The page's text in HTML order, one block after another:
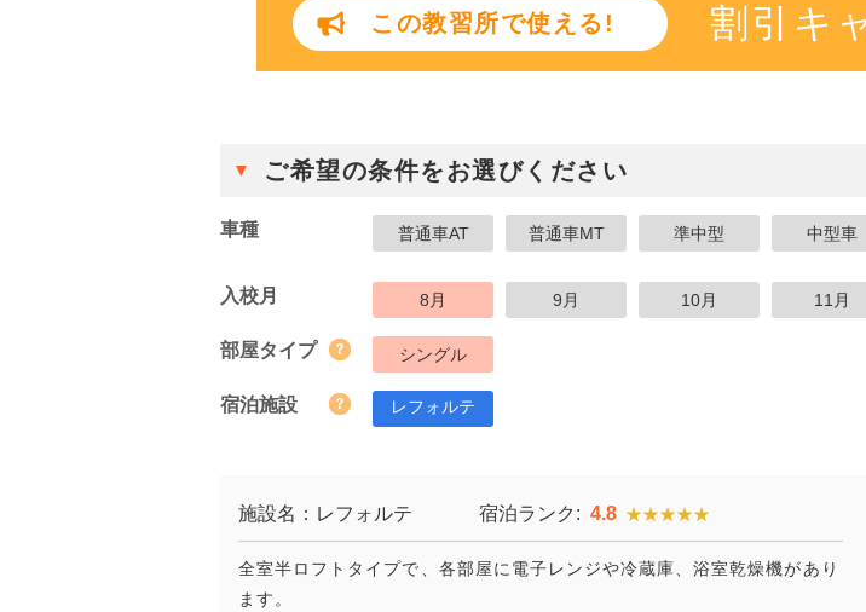
この教習所で使える! 割引キ
ご希望の条件をお選びください
車種 普通車AT 普通車MT 準中型 中型車
入校月 8月 9月 10月 11月
部屋タイプ シングル
宿泊施設 レフォルテ
施設名：レフォルテ 宿泊ランク: 4.8 ★★★★★
★★★★★
全室半ロフトタイプで、各部屋に電子レンジや冷蔵庫、浴室乾燥機があり
ます。